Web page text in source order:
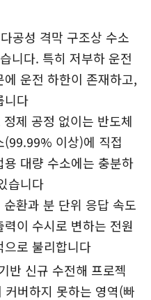
공성 격막 구조상 수소
니다. 특히 저부하 운전
운전 하한이 존재하고,
니다
제 공정 없이는 반도체
(99.99% 이상)에 직접
대량 수소에는 충분하
습니다
환과 분 단위 응답 속도
이 수시로 변하는 전원
로 불리합니다
반 신규 수전해 프로젝
버하지 못하는 영역(빠